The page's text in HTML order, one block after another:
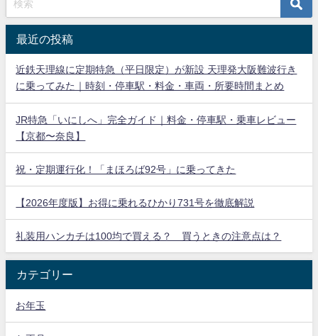
最近の投稿
近鉄天理線に定期特急（平日限定）が新設 天理発大阪難波行き
に乗ってみた｜時刻・停車駅・料金・車両・所要時間まとめ
JR特急「いにしへ」完全ガイド｜料金・停車駅・乗車レビュー
【京都〜奈良】
祝・定期運行化！「まほろば92号」に乗ってきた
【2026年度版】お得に乗れるひかり731号を徹底解説
礼装用ハンカチは100均で買える？ 買うときの注意点は？
カテゴリー
お年玉